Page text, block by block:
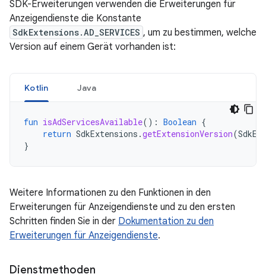
SDK-Erweiterungen verwenden die Erweiterungen für
Anzeigendienste die Konstante
SdkExtensions.AD_SERVICES , um zu bestimmen, welche
Version auf einem Gerät vorhanden ist:
Kotlin Java
fun isAdServicesAvailable(): Boolean {
return SdkExtensions .getExtensionVersion(
}
Weitere Informationen zu den Funktionen in den
Erweiterungen für Anzeigendienste und zu den ersten
Schritten finden Sie in der Dokumentation zu den
Erweiterungen für Anzeigendienste.
Dienstmethoden